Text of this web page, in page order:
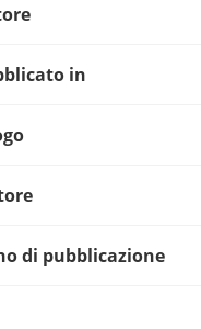
in
di pubblicazione